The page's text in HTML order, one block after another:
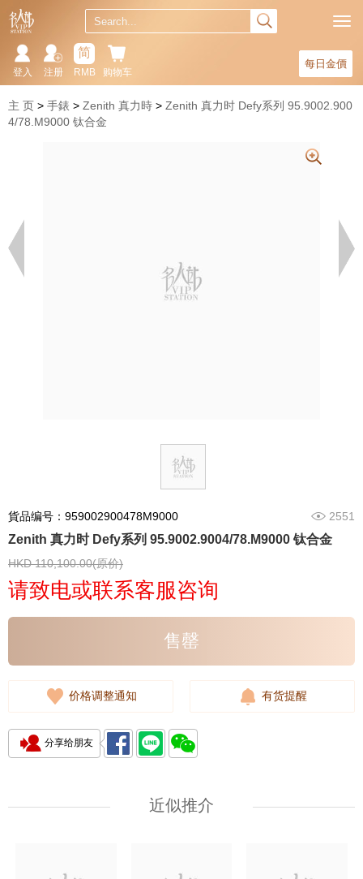
每日金價
购物车
简
RMB
注册
登入
主 页 手錶 Zenith 真力時
Zenith 真力时 Defy系列 95.9002.900
4/78.M9000 钛合金
貨品编号：959002900478M9000 2551
Zenith 真力时 Defy系列 95.9002.9004/78.M9000 钛合金
HKD 110,100.00(原价)
请致电或联系客服咨询
售罄
价格调整通知 有货提醒
分享给朋友
近似推介